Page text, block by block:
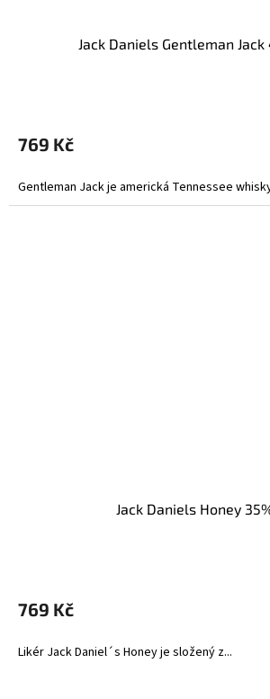
Jack Daniels Gentleman
769 Kč
Gentleman Jack je americká Tennessee
Jack Daniels Honey
769 Kč
Likér Jack Daniel´s Honey je složený z...